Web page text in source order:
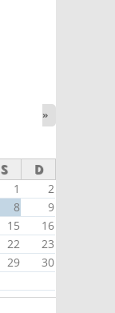
»
S D
1
2
8
9
15
16
22
23
29
30